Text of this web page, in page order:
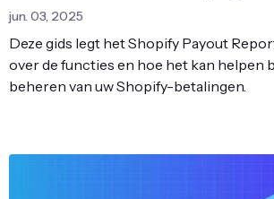
jun. 03, 2025
Deze gids legt het Shopify Payout
over de functies en hoe het kan helpen
beheren van uw Shopify-betalingen.